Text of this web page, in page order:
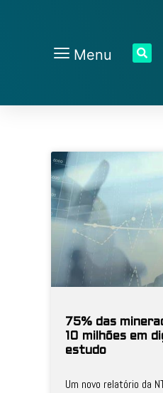
Menu
75% das
10 milhões em
estudo
Um novo relatório da